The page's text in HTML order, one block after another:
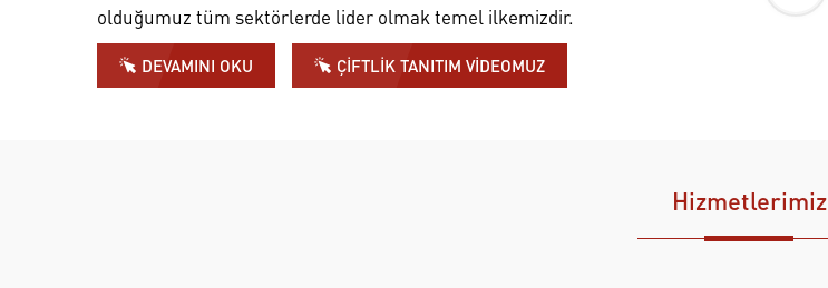
olduğumuz tüm sektörlerde lider olmak temel ilkemizdir.
DEVAMINI OKU ÇİFTLİK TANITIM VİDEOMUZ
Hizmetlerimiz